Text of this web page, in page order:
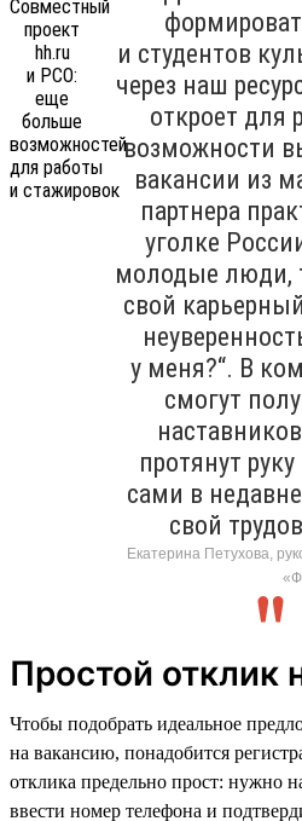
и студентов
через наш
откроет для
возможности
вакансии из
партнера
уголке
молодые люди,
свой
у меня?“. В
смогут
протянут
сами в
свой
Екатерина Петухова,
Простой отклик
Чтобы подобрать идеальное
на вакансию, понадобится
отклика предельно прост: нужно
ввести номер телефона и